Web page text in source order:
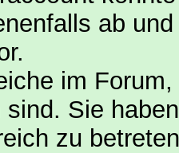
ab
im
sind. Sie
zu